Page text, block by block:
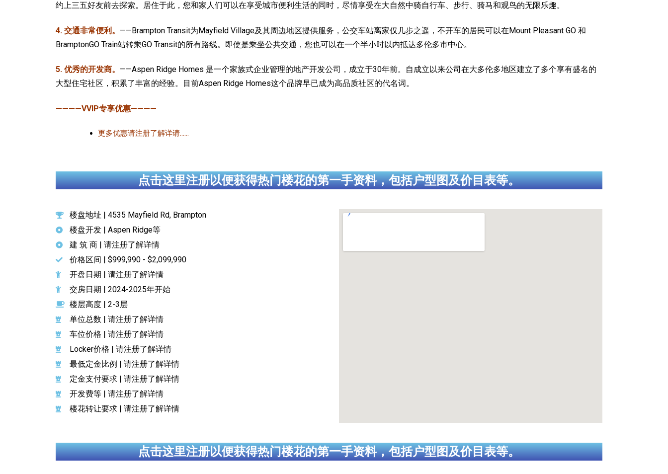
约上三五好友前去探索。居住于此，您和家人们可以在享受城市便利生活的同时，尽情享受在大自然中骑自行车、步行、骑马和观鸟的无限乐趣。
4. 交通非常便利。 ——Brampton Transit为Mayfield Village及其周边地区提供服务，公交车站离家仅几步之遥，不开车的居民可以在Mount Pleasant GO 和
BramptonGO Train站转乘GO Transit的所有路线。即使是乘坐公共交通，您也可以在一个半小时以内抵达多伦多市中心。
5. 优秀的开发商。 ——Aspen Ridge Homes 是一个家族式企业管理的地产开发公司，成立于30年前。自成立以来公司在大多伦多地区建立了多个享有盛名的
大型住宅社区，积累了丰富的经验。目前Aspen Ridge Homes这个品牌早已成为高品质社区的代名词。
————VVIP专享优惠————
更多优惠请注册了解详请……
点击这里注册以便获得热门楼花的第一手资料，包括户型图及价目表等。
楼盘地址 | 4535 Mayfield Rd, Brampton
楼盘开发 | Aspen Ridge等
建 筑 商 | 请注册了解详情
价格区间 | $999,990 - $2,099,990
开盘日期 | 请注册了解详情
交房日期 | 2024-2025年开始
楼层高度 | 2-3层
单位总数 | 请注册了解详情
车位价格 | 请注册了解详情
Locker价格 | 请注册了解详情
最低定金比例 | 请注册了解详情
定金支付要求 | 请注册了解详情
开发费等 | 请注册了解详情
楼花转让要求 | 请注册了解详情
点击这里注册以便获得热门楼花的第一手资料，包括户型图及价目表等。